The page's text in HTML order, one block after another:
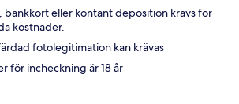
bankkort eller kontant deposition krävs för
kostnader.
fotolegitimation kan krävas
för incheckning är 18 år